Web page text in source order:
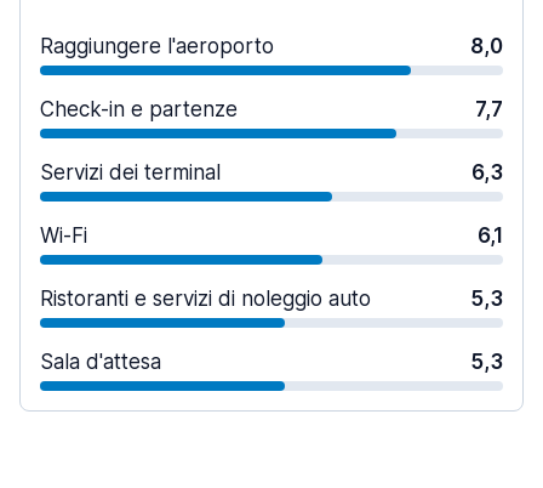
Raggiungere l'aeroporto 8,0
Check-in e partenze 7,7
Servizi dei terminal 6,3
Wi-Fi 6,1
Ristoranti e servizi di noleggio auto 5,3
Sala d'attesa 5,3